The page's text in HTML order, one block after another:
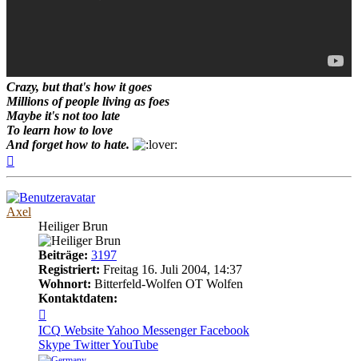
Crazy, but that's how it goes
Millions of people living as foes
Maybe it's not too late
To learn how to love
And forget how to hate.
Axel
Heiliger Brun
Beiträge: 3197
Registriert: Freitag 16. Juli 2004, 14:37
Wohnort: Bitterfeld-Wolfen OT Wolfen
Kontaktdaten:
von
Axel
ICQ WebsiteYahoo Messenger Facebook
Skype TwitterYouTube